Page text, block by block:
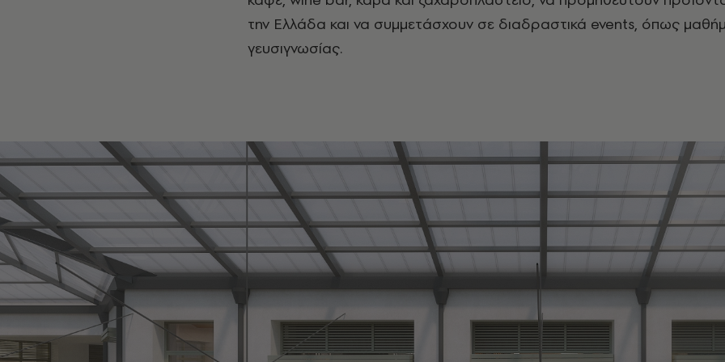
την Ελλάδα και να συμμετάσχουν σε διαδραστικά events, όπως
γευσιγνωσίας.